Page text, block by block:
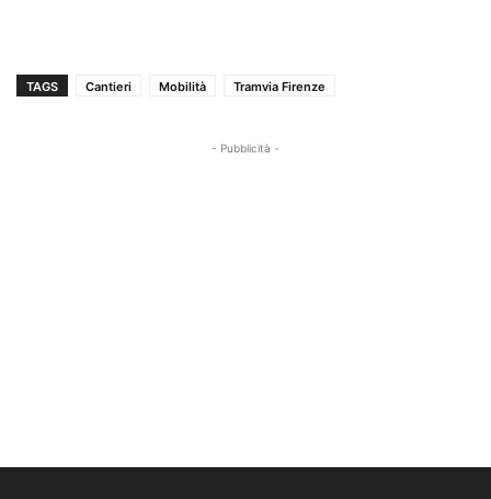
TAGS Cantieri Mobilità Tramvia Firenze
- Pubblicità -